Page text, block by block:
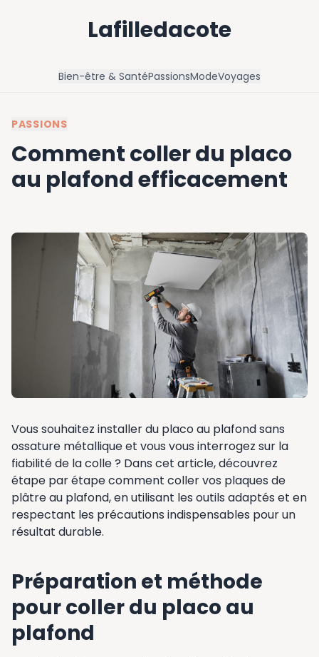
Lafilledacote
Bien-être & SantéPassionsModeVoyages
PASSIONS
Comment coller du placo
au plafond efficacement
Vous souhaitez installer du placo au plafond sans
ossature métallique et vous vous interrogez sur la
fiabilité de la colle ? Dans cet article, découvrez
étape par étape comment coller vos plaques de
plâtre au plafond, en utilisant les outils adaptés et en
respectant les précautions indispensables pour un
résultat durable.
Préparation et méthode
pour coller du placo au
plafond